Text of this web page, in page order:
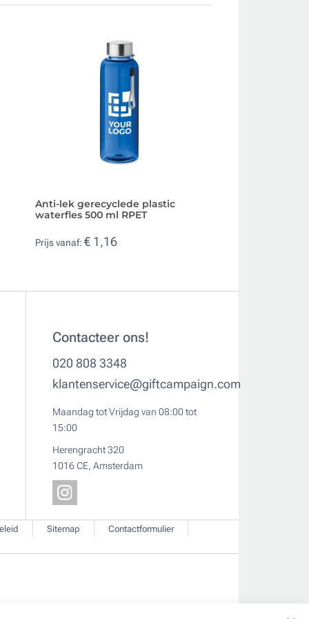
Anti-lek gerecyclede plastic
waterfles 500 ml RPET
Prijs vanaf: € 1,16
Contacteer ons!
020 808 3348
klantenservice@giftcampaign.com
Maandag tot Vrijdag van 08:00 tot
15:00
Herengracht 320
1016 CE, Amsterdam
Sitemap
Contactformulier